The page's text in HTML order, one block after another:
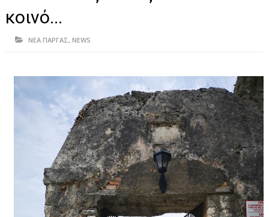
ΙΩΑΝΝΙΝΑ
ΘΕΣΠΡΩΤΙΑ
ΙΟΝΙΑ ΝΗΣΙΑ
ΚΑΙ ΕΛΛΑΔΑ
ΥΓΕΙΑ-ΟΜΟΡΦΙΑ
ΠΟΛΙΤΙΣΜΟΣ
κοινό...
ΝΕΑ ΠΑΡΓΑΣ, NEWS